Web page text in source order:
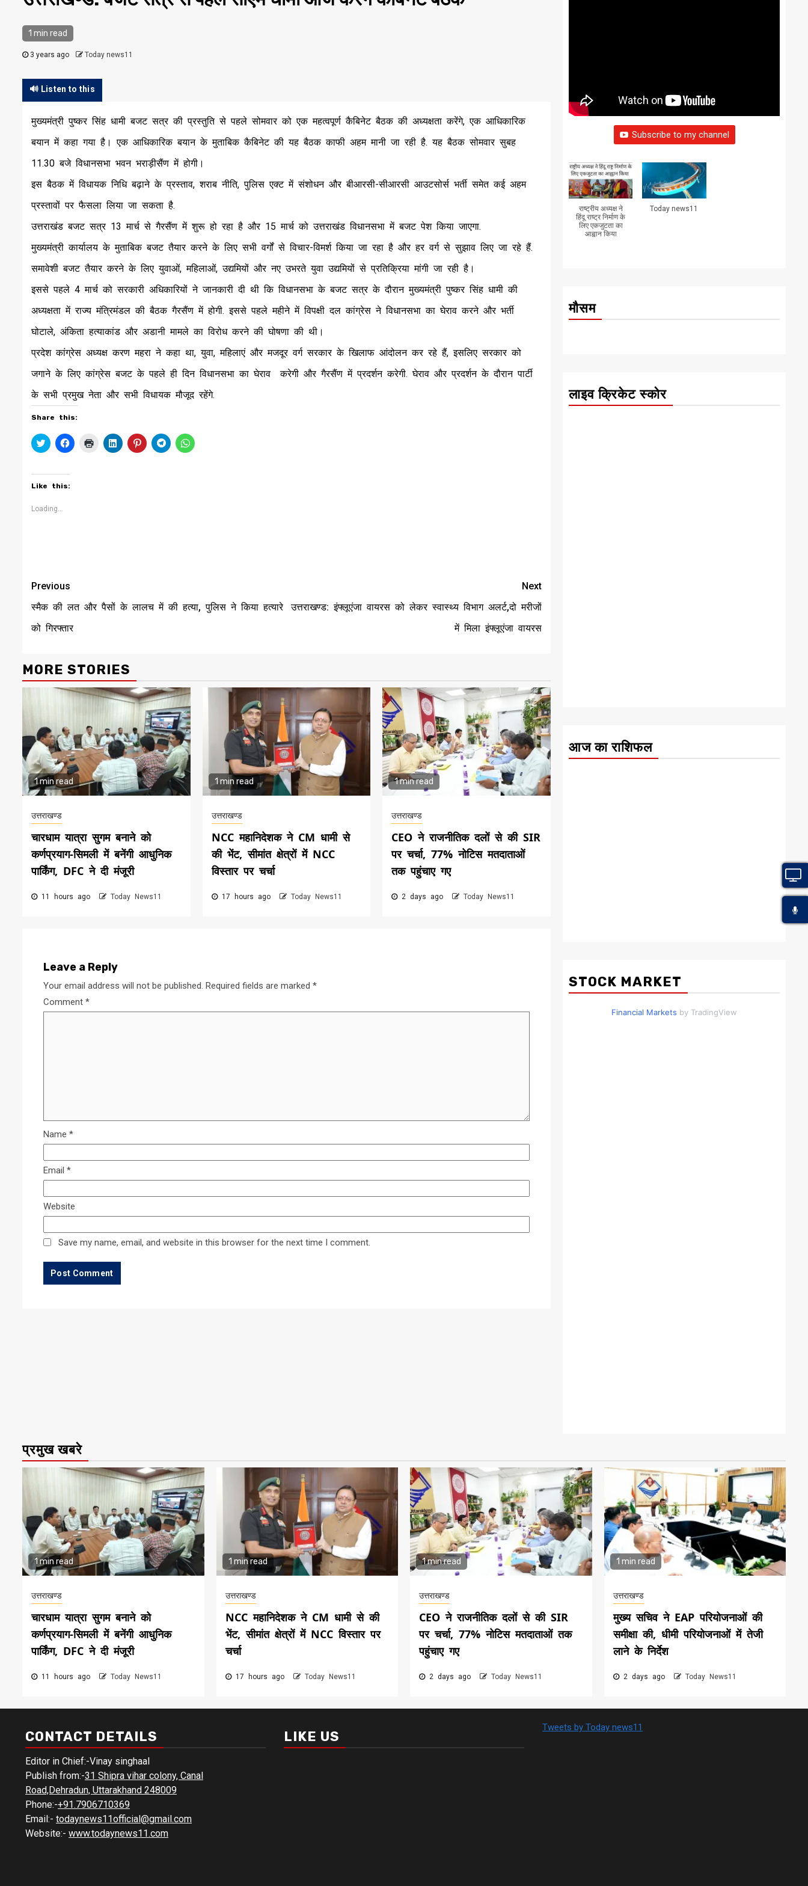
1 min read
3 years ago Today news11
🔊 Listen to this
मुख्यमंत्री पुष्कर सिंह धामी बजट सत्र की प्रस्तुति से पहले सोमवार को एक महत्वपूर्ण कैबिनेट बैठक की अध्यक्षता करेंगे, एक आधिकारिक
बयान में कहा गया है। एक आधिकारिक बयान के मुताबिक कैबिनेट की यह बैठक काफी अहम मानी जा रही है. यह बैठक सोमवार सुबह
11.30 बजे विधानसभा भवन भराड़ीसैंण में होगी।
इस बैठक में विधायक निधि बढ़ाने के प्रस्ताव, शराब नीति, पुलिस एक्ट में संशोधन और बीआरसी-सीआरसी आउटसोर्स भर्ती समेत कई अहम
प्रस्तावों पर फैसला लिया जा सकता है.
उत्तराखंड बजट सत्र 13 मार्च से गैरसैंण में शुरू हो रहा है और 15 मार्च को उत्तराखंड विधानसभा में बजट पेश किया जाएगा.
मुख्यमंत्री कार्यालय के मुताबिक बजट तैयार करने के लिए सभी वर्गों से विचार-विमर्श किया जा रहा है और हर वर्ग से सुझाव लिए जा रहे हैं.
समावेशी बजट तैयार करने के लिए युवाओं, महिलाओं, उद्यमियों और नए उभरते युवा उद्यमियों से प्रतिक्रिया मांगी जा रही है।
इससे पहले 4 मार्च को सरकारी अधिकारियों ने जानकारी दी थी कि विधानसभा के बजट सत्र के दौरान मुख्यमंत्री पुष्कर सिंह धामी की
अध्यक्षता में राज्य मंत्रिमंडल की बैठक गैरसैंण में होगी. इससे पहले महीने में विपक्षी दल कांग्रेस ने विधानसभा का घेराव करने और भर्ती
घोटाले, अंकिता हत्याकांड और अडानी मामले का विरोध करने की घोषणा की थी।
प्रदेश कांग्रेस अध्यक्ष करण महरा ने कहा था, युवा, महिलाएं और मजदूर वर्ग सरकार के खिलाफ आंदोलन कर रहे हैं, इसलिए सरकार को
जगाने के लिए कांग्रेस बजट के पहले ही दिन विधानसभा का घेराव करेगी और गैरसैंण में प्रदर्शन करेगी. घेराव और प्रदर्शन के दौरान पार्टी
के सभी प्रमुख नेता और सभी विधायक मौजूद रहेंगे.
Share this:
Click
to
Twitter
in
window)
Click
to
Click Click
to
Click
to
Click
to
Click
to
Like this:
Loading...
Continue
Reading
Previous
स्मैक की लत और पैसों के लालच में की हत्या, पुलिस ने किया हत्यारे
को गिरफ्तार
Next
उत्तराखण्ड: इंफ्लूएंजा वायरस को लेकर स्वास्थ्य विभाग अलर्ट,दो मरीजों
में मिला इंफ्लूएंजा वायरस
MORE STORIES
1 min read
उत्तराखण्ड
चारधाम यात्रा सुगम बनाने को
कर्णप्रयाग-सिमली में बनेंगी आधुनिक
पार्किंग, DFC ने दी मंजूरी
11 hours ago Today News11
1 min read
उत्तराखण्ड
NCC महानिदेशक ने CM धामी से
की भेंट, सीमांत क्षेत्रों में NCC
विस्तार पर चर्चा
17 hours ago Today News11
1 min read
उत्तराखण्ड
CEO ने राजनीतिक दलों से की SIR
पर चर्चा, 77% नोटिस मतदाताओं
तक पहुंचाए गए
2 days ago Today News11
Leave a Reply
Your email address will not be published. Required fields are marked *
Comment *
Name *
Email *
Website
Save my name, email, and website in this browser for the next time I comment.
Subscribe to my channel
राष्ट्रीय अध्यक्ष ने
हिंदू राष्ट्र निर्माण के
लिए एकजुटता का
आह्वान किया
Today news11
मौसम
लाइव क्रिकेट स्कोर
आज का राशिफल
STOCK MARKET
Financial Markets by TradingView
प्रमुख खबरे
1 min read
उत्तराखण्ड
चारधाम यात्रा सुगम बनाने को
कर्णप्रयाग-सिमली में बनेंगी आधुनिक
पार्किंग, DFC ने दी मंजूरी
11 hours ago Today News11
1 min read
उत्तराखण्ड
NCC महानिदेशक ने CM धामी से की
भेंट, सीमांत क्षेत्रों में NCC विस्तार पर
चर्चा
17 hours ago Today News11
1 min read
उत्तराखण्ड
CEO ने राजनीतिक दलों से की SIR
पर चर्चा, 77% नोटिस मतदाताओं तक
पहुंचाए गए
2 days ago Today News11
1 min read
उत्तराखण्ड
मुख्य सचिव ने EAP परियोजनाओं की
समीक्षा की, धीमी परियोजनाओं में तेजी
लाने के निर्देश
2 days ago Today News11
CONTACT DETAILS
Editor in Chief:-Vinay singhaal
Publish from:-31 Shipra vihar colony, Canal
Road,Dehradun, Uttarakhand 248009
Phone:-+91.7906710369
Email:- todaynews11official@gmail.com
Website:- www.todaynews11.com
LIKE US
Tweets by Today news11